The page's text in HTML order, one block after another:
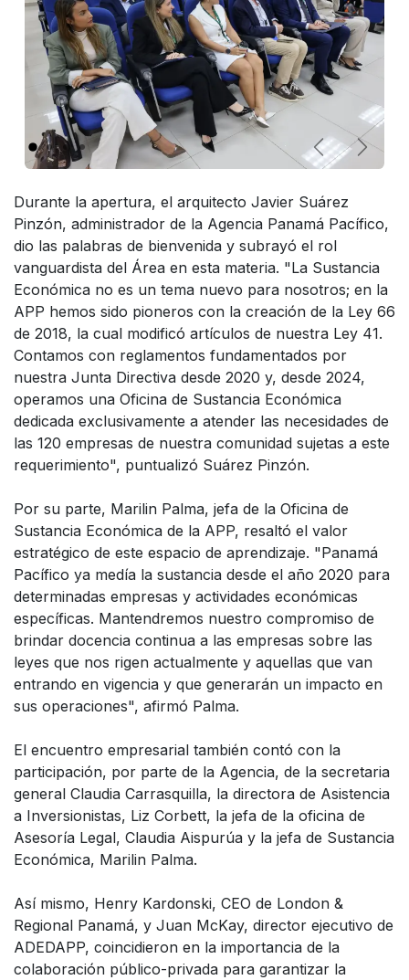
Anterior
Durante la apertura, el arquitecto Javier Suárez
Pinzón, administrador de la Agencia Panamá Pacífico,
dio las palabras de bienvenida y subrayó el rol
vanguardista del Área en esta materia. "La Sustancia
Económica no es un tema nuevo para nosotros; en la
APP hemos sido pioneros con la creación de la Ley 66
de 2018, la cual modificó artículos de nuestra Ley 41.
Contamos con reglamentos fundamentados por
nuestra Junta Directiva desde 2020 y, desde 2024,
operamos una Oficina de Sustancia Económica
dedicada exclusivamente a atender las necesidades de
las 120 empresas de nuestra comunidad sujetas a este
requerimiento", puntualizó Suárez Pinzón.
Por su parte, Marilin Palma, jefa de la Oficina de
Sustancia Económica de la APP, resaltó el valor
estratégico de este espacio de aprendizaje. "Panamá
Pacífico ya medía la sustancia desde el año 2020 para
determinadas empresas y actividades económicas
específicas. Mantendremos nuestro compromiso de
brindar docencia continua a las empresas sobre las
leyes que nos rigen actualmente y aquellas que van
entrando en vigencia y que generarán un impacto en
sus operaciones", afirmó Palma.
El encuentro empresarial también contó con la
participación, por parte de la Agencia, de la secretaria
general Claudia Carrasquilla, la directora de Asistencia
a Inversionistas, Liz Corbett, la jefa de la oficina de
Asesoría Legal, Claudia Aispurúa y la jefa de Sustancia
Económica, Marilin Palma.
Así mismo, Henry Kardonski, CEO de London &
Regional Panamá, y Juan McKay, director ejecutivo de
ADEDAPP, coincidieron en la importancia de la
colaboración público-privada para garantizar la